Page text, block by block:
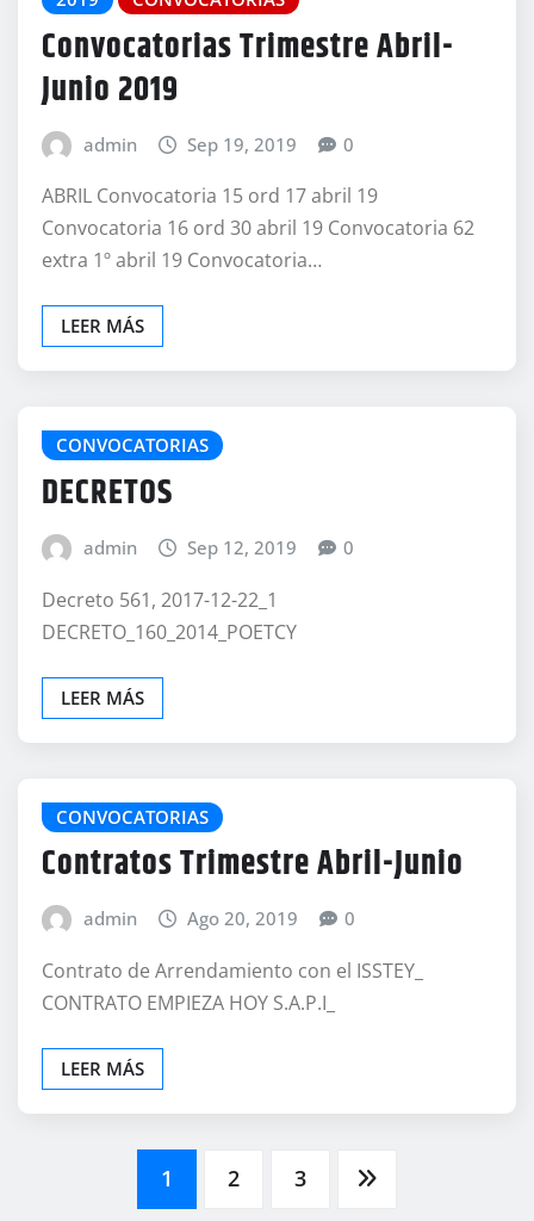
Convocatorias Trimestre Abril-
Junio 2019
admin Sep 19, 2019 0
ABRIL Convocatoria 15 ord 17 abril 19
Convocatoria 16 ord 30 abril 19 Convocatoria 62
extra 1º abril 19 Convocatoria…
LEER MÁS
CONVOCATORIAS
DECRETOS
admin Sep 12, 2019 0
Decreto 561, 2017-12-22_1
DECRETO_160_2014_POETCY
LEER MÁS
CONVOCATORIAS
Contratos Trimestre Abril-Junio
admin Ago 20, 2019 0
Contrato de Arrendamiento con el ISSTEY_
CONTRATO EMPIEZA HOY S.A.P.I_
LEER MÁS
Paginación
1 2 3